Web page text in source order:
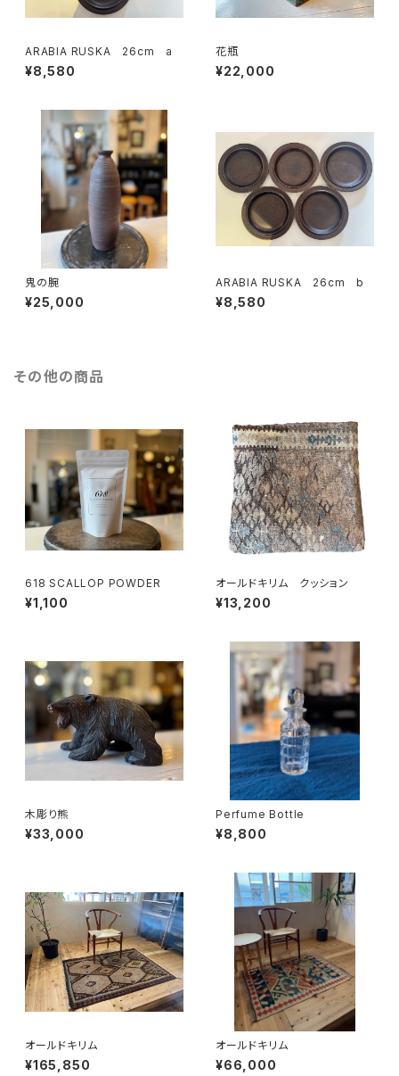
ARABIA RUSKA 26cm a
¥8,580
花瓶
¥22,000
鬼の腕
¥25,000
ARABIA RUSKA 26cm b
¥8,580
その他の商品
618 SCALLOP POWDER
¥1,100
オールドキリム クッション
¥13,200
木彫り熊
¥33,000
Perfume Bottle
¥8,800
オールドキリム
¥165,850
オールドキリム
¥66,000